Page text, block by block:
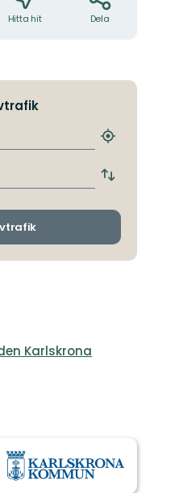
Hitta hit Dela
Hitta
hållplats
Byt
och
Karlskrona